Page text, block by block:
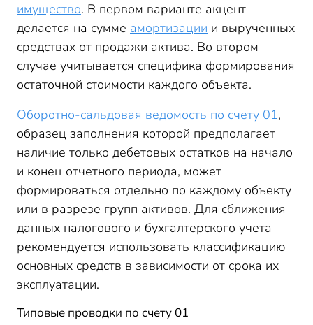
имущество. В первом варианте акцент
делается на сумме амортизации и вырученных
средствах от продажи актива. Во втором
случае учитывается специфика формирования
остаточной стоимости каждого объекта.
Оборотно-сальдовая ведомость по счету 01,
образец заполнения которой предполагает
наличие только дебетовых остатков на начало
и конец отчетного периода, может
формироваться отдельно по каждому объекту
или в разрезе групп активов. Для сближения
данных налогового и бухгалтерского учета
рекомендуется использовать классификацию
основных средств в зависимости от срока их
эксплуатации.
Типовые проводки по счету 01